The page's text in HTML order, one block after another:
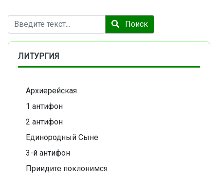
Поиск Поиск
ЛИТУРГИЯ
Архиерейская
1 антифон
2 антифон
Единородный Сыне
3-й антифон
Приидите поклонимся